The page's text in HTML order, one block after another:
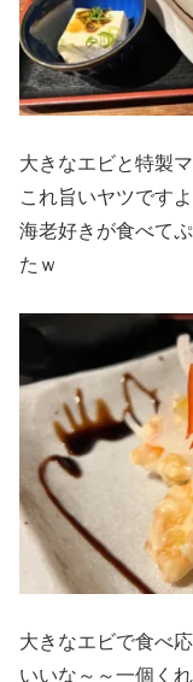
大きなエビと特製マ
これ旨いヤツです
海老好きが食べて
たｗ
大きなエビで食べ
いいな～～一個く